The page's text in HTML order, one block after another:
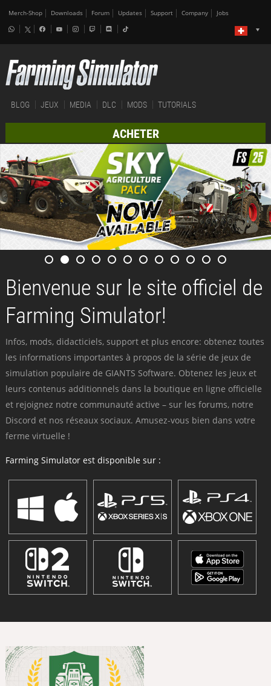
Merch-Shop Downloads Forum Updates Support Company Jobs
BLOG JEUX MEDIA DLC MODS TUTORIALS
ACHETER
Bienvenue sur le site officiel de
Farming Simulator!
Infos, mods, didacticiels, support et plus encore: obtenez toutes
les informations importantes à propos de la série de jeux de
simulation populaire de GIANTS Software. Obtenez les jeux et
leurs contenus additionnels dans la boutique en ligne officielle
et rejoignez notre communauté active – sur les forums, notre
Discord et nos réseaux sociaux. Amusez-vous bien dans votre
ferme virtuelle !
Farming Simulator est disponible sur :